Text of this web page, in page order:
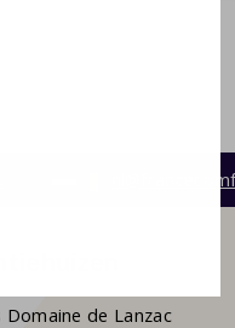
Domaine de Lanzac